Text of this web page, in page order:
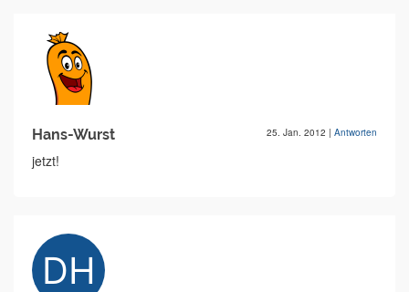
Hans-Wurst 25. Jan. 2012 | Antworten
jetzt!